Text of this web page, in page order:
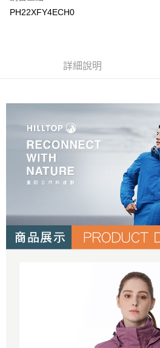
宅配
每筆NT$399，滿NT$18,000(含以上)免
PH22XFY4ECH0
詳細說明